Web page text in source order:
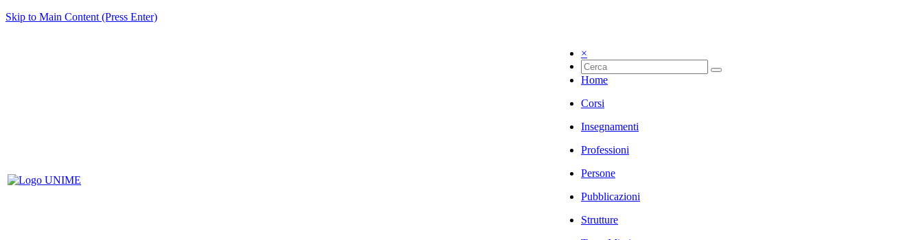
Skip to Main Content (Press Enter)
×
Home
Corsi
Insegnamenti
Professioni
Persone
Pubblicazioni
Strutture